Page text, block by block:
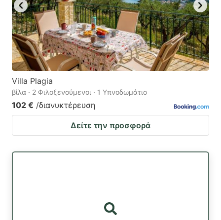
Villa Plagia
βίλα · 2 Φιλοξενούμενοι · 1 Υπνοδωμάτιο
102 € /διανυκτέρευση
Δείτε την προσφορά